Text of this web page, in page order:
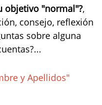
objetivo "normal"?,
consejo, reflexión
sobre alguna
y Apellidos"